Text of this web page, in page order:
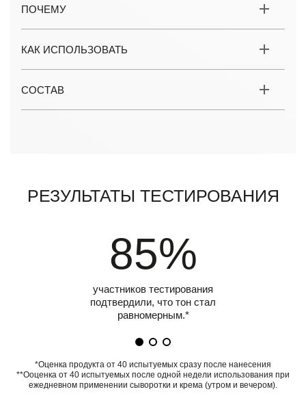
ПОЧЕМУ
КАК ИСПОЛЬЗОВАТЬ
СОСТАВ
Результаты тестирования
85%
участников тестирования
подтвердили, что тон стал
равномерным.*
*Оценка продукта от 40 испытуемых сразу после нанесения
**Ооценка от 40 испытуемых после одной недели использования при
ежедневном применении сыворотки и крема (утром и вечером).